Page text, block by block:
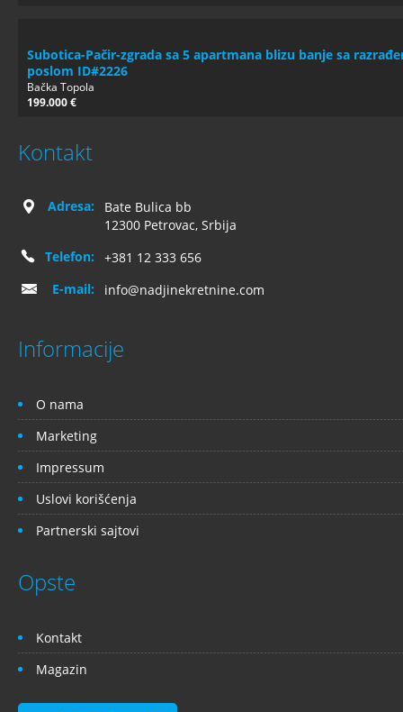
Subotica-Pačir-zgrada sa 5 apartmana blizu banje sa
poslom ID#2226
Bačka Topola
199.000 €
Kontakt
Adresa:
Bate Bulica bb
12300 Petrovac, Srbija
Telefon:
+381 12 333 656
E-mail:
info@nadjinekretnine.com
Informacije
O nama
Marketing
Impressum
Uslovi korišćenja
Partnerski sajtovi
Opste
Kontakt
Magazin